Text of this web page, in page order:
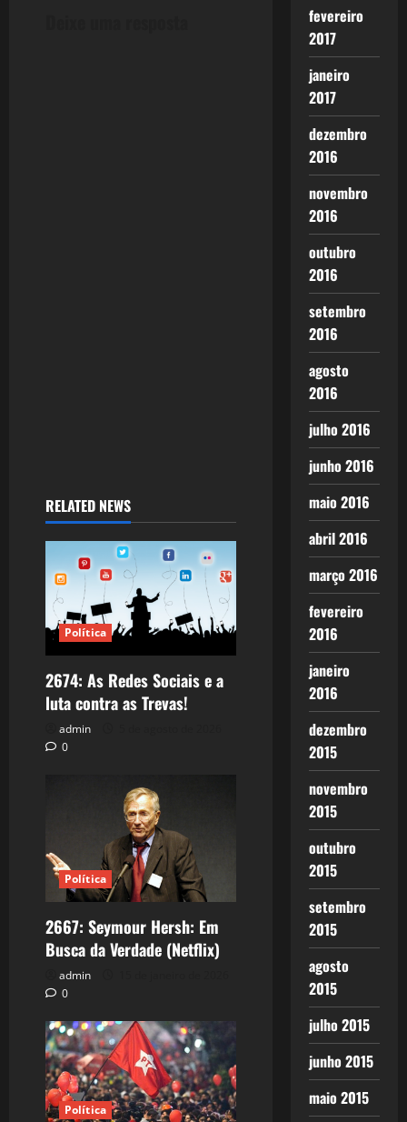
RELATED NEWS
Política
2674: As Redes Sociais e a
luta contra as Trevas!
admin
0
Política
2667: Seymour Hersh: Em
Busca da Verdade (Netflix)
admin
0
Política
fevereiro
2017
janeiro
2017
dezembro
2016
novembro
2016
outubro
2016
setembro
2016
agosto
2016
julho 2016
junho 2016
maio 2016
abril 2016
março 2016
fevereiro
2016
janeiro
2016
dezembro
2015
novembro
2015
outubro
2015
setembro
2015
agosto
2015
julho 2015
junho 2015
maio 2015